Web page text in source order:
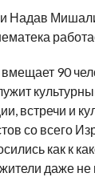
Надав
90
встречи и
со всего
как к
даже не